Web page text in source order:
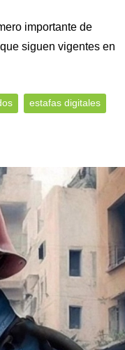
importante de
siguen vigentes en
estafas digitales